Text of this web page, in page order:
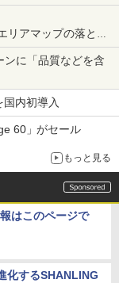
アマップの落とし
に「品質などを含
内初導入
60」がセール
もっと見る
はこのページで
化するSHANLING